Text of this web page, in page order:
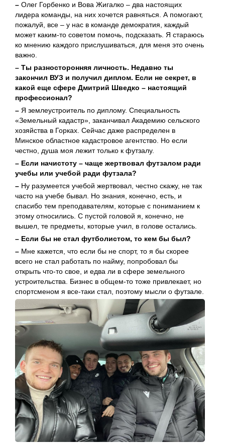
– Олег Горбенко и Вова Жигалко – два настоящих
лидера команды, на них хочется равняться. А помогают,
пожалуй, все – у нас в команде демократия, каждый
может каким-то советом помочь, подсказать. Я стараюсь
ко мнению каждого прислушиваться, для меня это очень
важно.
– Ты разносторонняя личность. Недавно ты
закончил ВУЗ и получил диплом. Если не секрет, в
какой еще сфере Дмитрий Шведко – настоящий
профессионал?
– Я землеустроитель по диплому. Специальность
«Земельный кадастр», заканчивал Академию сельского
хозяйства в Горках. Сейчас даже распределен в
Минское областное кадастровое агентство. Но если
честно, душа моя лежит только к футзалу.
– Если начистоту – чаще жертвовал футзалом ради
учебы или учебой ради футзала?
– Ну разумеется учебой жертвовал, честно скажу, не так
часто на учебе бывал. Но знания, конечно, есть, и
спасибо тем преподавателям, которые с пониманием к
этому относились. С пустой головой я, конечно, не
вышел, те предметы, которые учил, в голове остались.
– Если бы не стал футболистом, то кем бы был?
– Мне кажется, что если бы не спорт, то я бы скорее
всего не стал работать по найму, попробовал бы
открыть что-то свое, и едва ли в сфере земельного
устроительства. Бизнес в общем-то тоже привлекает, но
спортсменом я все-таки стал, поэтому мысли о футзале.